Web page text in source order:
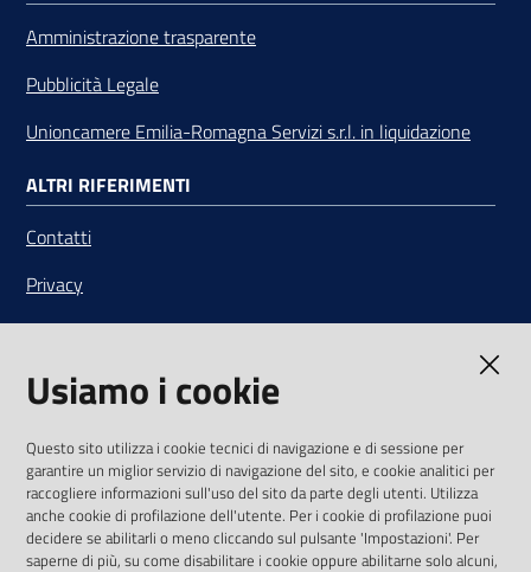
Amministrazione trasparente
Pubblicità Legale
Unioncamere Emilia-Romagna Servizi s.r.l. in liquidazione
ALTRI RIFERIMENTI
Contatti
Privacy
Note legali
Media Policy
SEGUICI SU
YoutubeTwitterLinkedinFacebookInstagram
Usiamo i cookie
Questo sito utilizza i cookie tecnici di navigazione e di sessione per
garantire un miglior servizio di navigazione del sito, e cookie analitici per
raccogliere informazioni sull'uso del sito da parte degli utenti. Utilizza
anche cookie di profilazione dell'utente. Per i cookie di profilazione puoi
decidere se abilitarli o meno cliccando sul pulsante 'Impostazioni'. Per
saperne di più, su come disabilitare i cookie oppure abilitarne solo alcuni,